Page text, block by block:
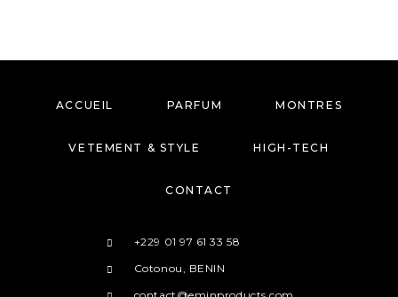
ACCUEIL PARFUM MONTRES
VETEMENT & STYLE HIGH-TECH
CONTACT
+229 01 97 61 33 58
Cotonou, BENIN